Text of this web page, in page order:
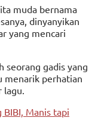
muda bernama
dinyanyikan
yang mencari
seorang gadis yang
menarik perhatian
lagu.
BIBI, Manis tapi